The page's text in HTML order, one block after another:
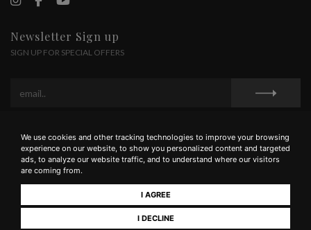
We use cookies and other tracking technologies to improve your browsing
experience on our website, to show you personalized content and targeted
ads, to analyze our website traffic, and to understand where our visitors
are coming from.
I AGREE
I DECLINE
Newsletter Sign up
SIGN UP FOR SPECIAL OFFERS
Privacy Policy Cookie Policy Terms and Conditions
Mormoraia - Loc. Sant’Andrea 53037 - San Gimignano (Siena) - Italy - Tel +39
0577 940096 - P.IVA 00714370525